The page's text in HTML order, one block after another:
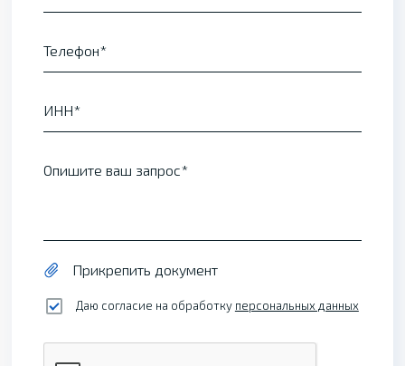
Телефон
ИНН
Опишите ваш запрос
Прикрепить документ
Даю согласие на обработку персональных данных